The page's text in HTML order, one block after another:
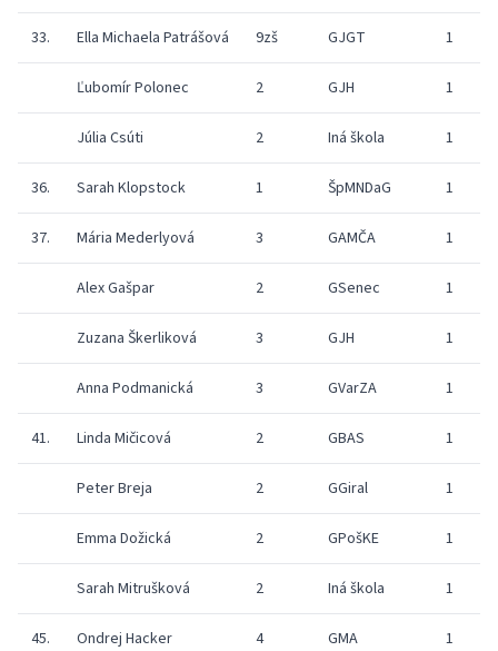
33. Ella Michaela Patrášová 9zš GJGT 1
Ľubomír Polonec 2 GJH 1
Júlia Csúti 2 Iná škola 1
36. Sarah Klopstock 1 ŠpMNDaG 1
37. Mária Mederlyová 3 GAMČA 1
Alex Gašpar 2 GSenec 1
Zuzana Škerliková 3 GJH 1
Anna Podmanická 3 GVarZA 1
41. Linda Mičicová 2 GBAS 1
Peter Breja 2 GGiral 1
Emma Dožická 2 GPošKE 1
Sarah Mitrušková 2 Iná škola 1
45. Ondrej Hacker 4 GMA 1